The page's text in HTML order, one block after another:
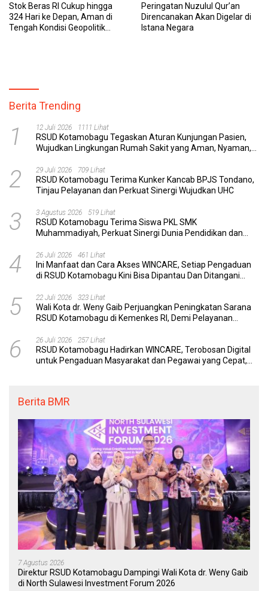
Stok Beras RI Cukup hingga
324 Hari ke Depan, Aman di
Tengah Kondisi Geopolitik
Peringatan Nuzulul Qur’an
Direncanakan Akan Digelar di
Istana Negara
Berita Trending
1 12 Juli 2026 1111 Lihat
RSUD Kotamobagu Tegaskan Aturan Kunjungan Pasien,
Wujudkan Lingkungan Rumah Sakit yang Aman, Nyaman,
2 29 Juli 2026 709 Lihat
RSUD Kotamobagu Terima Kunker Kancab BPJS Tondano,
Tinjau Pelayanan dan Perkuat Sinergi Wujudkan UHC
3 3 Agustus 2026 519 Lihat
RSUD Kotamobagu Terima Siswa PKL SMK
Muhammadiyah, Perkuat Sinergi Dunia Pendidikan dan
4 26 Juli 2026 461 Lihat
Ini Manfaat dan Cara Akses WINCARE, Setiap Pengaduan
di RSUD Kotamobagu Kini Bisa Dipantau Dan Ditangani
5 22 Juli 2026 323 Lihat
Wali Kota dr. Weny Gaib Perjuangkan Peningkatan Sarana
RSUD Kotamobagu di Kemenkes RI, Demi Pelayanan
6 26 Juli 2026 257 Lihat
RSUD Kotamobagu Hadirkan WINCARE, Terobosan Digital
untuk Pengaduan Masyarakat dan Pegawai yang Cepat,
Berita BMR
7 Agustus 2026
Direktur RSUD Kotamobagu Dampingi Wali Kota dr. Weny Gaib
di North Sulawesi Investment Forum 2026